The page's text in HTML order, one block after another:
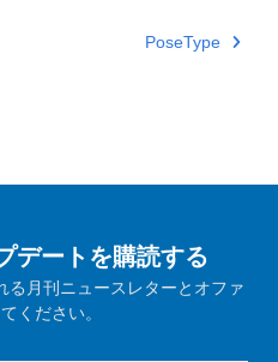
PoseType
デートを購読する
る月刊ニュースレターとオファ
ください。